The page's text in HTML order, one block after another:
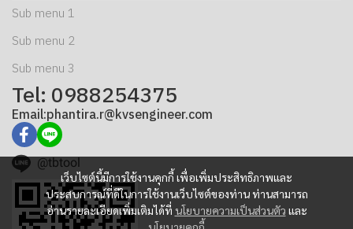
เว็บไซต์นี้มีการใช้งานคุกกี้ เพื่อเพิ่มประสิทธิภาพและ
ประสบการณ์ที่ดีในการใช้งานเว็บไซต์ของท่าน ท่านสามารถ
อ่านรายละเอียดเพิ่มเติมได้ที่ นโยบายความเป็นส่วนตัว และ
Sub menu 1
Sub menu 2
Sub menu 3
Tel: 0988254375
Email:phantira.r@kvsengineer.com
@tbtool